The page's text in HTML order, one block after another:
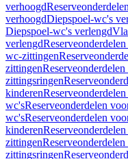
verhoogd
verhoogdDiepspoel-wc's
Diepspoel-wc's verlengd
verlengd
wc-zittingen
zittingen
zittingsringen
kinderen
wc'sReserveonderdelen
wc'sReserveonderdelen
kinderen
zittingen
zittingsringen